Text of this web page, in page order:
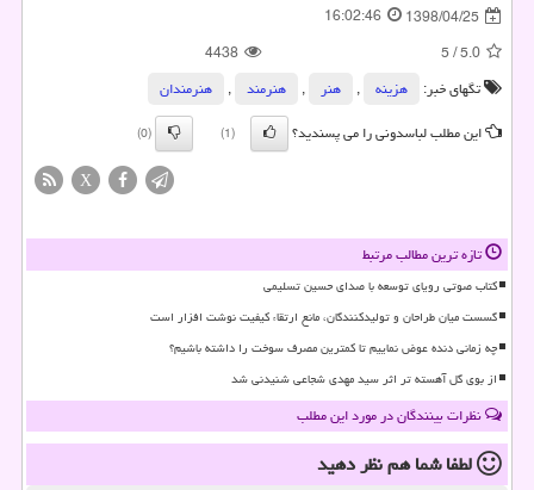
1398/04/25
16:02:46
5.0
/
5
4438
تگهای خبر:
هزینه , هنر , هنرمند ,
هنرمندان
این مطلب لباسدونی را می پسندید؟
(1)
(0)
X
تازه ترین مطالب مرتبط
کتاب صوتی رویای توسعه با صدای حسین تسلیمی
گسست میان طراحان و تولیدکنندگان، مانع ارتقاء کیفیت نوشت افزار است
چه زمانی دنده عوض نماییم تا کمترین مصرف سوخت را داشته باشیم؟
از بوی گل آهسته تر اثر سید مهدی شجاعی شنیدنی شد
نظرات بینندگان در مورد این مطلب
لطفا شما همنظر دهید